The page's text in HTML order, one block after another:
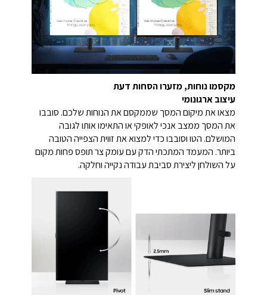
מקסמו נוחות, מזערו הסחות דעת
עיצוב ארגונומי
מצאו את מיקום המסך שממקסם את הנוחות שלכם. סובבו
את המסך ממצב אנכי לאופקי או התאימו אותו לגובה
המושלם. הטו וסובבו כדי למצוא את זווית הצפייה הטובה
ביותר. המעמד המתכתי הדק עם עומק צר תופס פחות מקום
על השולחן ליצירת סביבת עבודה נקייה וחלקה.